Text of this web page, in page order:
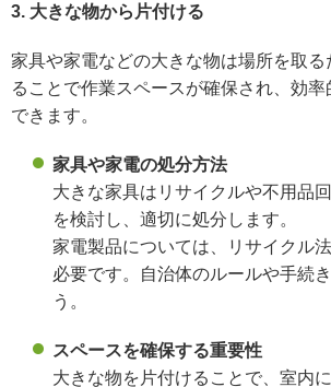
3. 大きな物から片付ける
家具や家電などの大きな物は場所を取る
ることで作業スペースが確保され、効
できます。
家具や家電の処分方法
大きな家具はリサイクルや不用品
を検討し、適切に処分します。
家電製品については、リサイクル
必要です。自治体のルールや手続
う。
スペースを確保する重要性
大きな物を片付けることで、室内